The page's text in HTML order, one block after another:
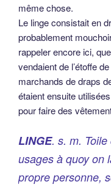
même chose.
Le linge consistait en
probablement
rappeler encore ici,
vendaient de l’étoffe
marchands de draps
étaient ensuite
pour faire des
LINGE. s. m.
usages à quoy on
propre personne,